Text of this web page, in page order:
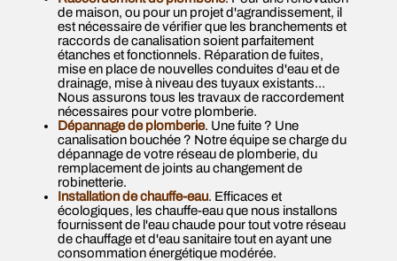
de maison, ou pour un projet d'agrandissement, il
est nécessaire de vérifier que les branchements et
raccords de canalisation soient parfaitement
étanches et fonctionnels. Réparation de fuites,
mise en place de nouvelles conduites d'eau et de
drainage, mise à niveau des tuyaux existants...
Nous assurons tous les travaux de raccordement
nécessaires pour votre plomberie.
Dépannage de plomberie. Une fuite ? Une
canalisation bouchée ? Notre équipe se charge du
dépannage de votre réseau de plomberie, du
remplacement de joints au changement de
robinetterie.
Installation de chauffe-eau. Efficaces et
écologiques, les chauffe-eau que nous installons
fournissent de l'eau chaude pour tout votre réseau
de chauffage et d'eau sanitaire tout en ayant une
consommation énergétique modérée.